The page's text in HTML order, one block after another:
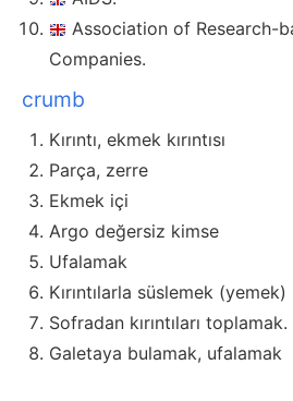
Association of Research-
Companies.
crumb
Kırıntı, ekmek kırıntısı
Parça, zerre
Ekmek içi
Argo değersiz kimse
Ufalamak
Kırıntılarla süslemek (yemek)
Sofradan kırıntıları toplamak.
Galetaya bulamak, ufalamak